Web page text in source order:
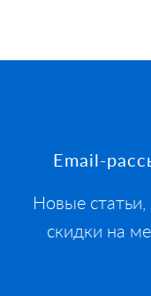
Footer
Email-
Новые
скидки на